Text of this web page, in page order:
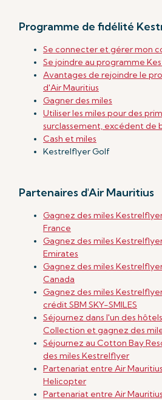
Programme de fidélité
Se connecter et gérer mon
Se joindre au programme
Avantages de rejoindre le
d'Air Mauritius
Gagner des miles
Utiliser les miles pour des
surclassement, excédent de
Cash et miles
Kestrelflyer Golf
Partenaires d'Air Mauritius
Gagnez des miles
France
Gagnez des miles
Emirates
Gagnez des miles
Canada
Gagnez des miles
crédit SBM SKY-SMILES
Séjournez dans l'un des
Collection et gagnez des
Séjournez au Cotton Bay
des miles Kestrelflyer
Partenariat entre Air
Helicopter
Partenariat entre Air